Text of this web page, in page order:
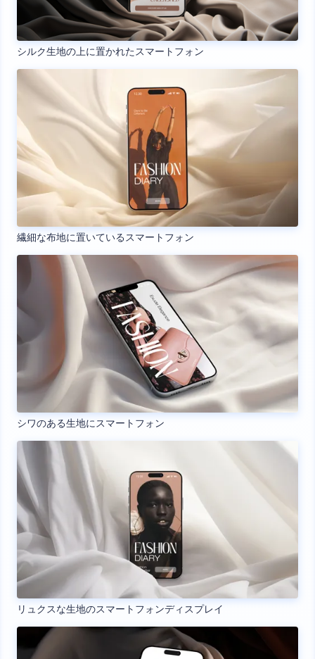
シルク生地の上に置かれたスマートフォン
繊細な布地に置いているスマートフォン
シワのある生地にスマートフォン
リュクスな生地のスマートフォンディスプレイ